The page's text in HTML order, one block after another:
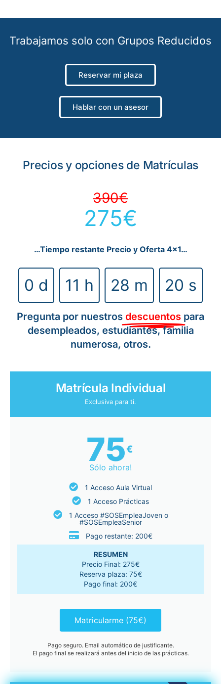
Trabajamos solo con Grupos Reducidos
Reservar mi plaza
Hablar con un asesor
Precios y opciones de Matrículas
390€
275€
…Tiempo restante Precio y Oferta 4×1…
0 d 11 h 28 m 19 s
Pregunta por nuestros descuentos para
desempleados, estudiantes, familia
numerosa, otros.
Matrícula Individual
Exclusiva para ti.
75€
Sólo ahora!
1 Acceso Aula Virtual
1 Acceso Prácticas
1 Acceso #SOSEmpleaJoven o
#SOSEmpleaSenior
Pago restante: 200€
RESUMEN
Precio Final: 275€
Reserva plaza: 75€
Pago final: 200€
Matricularme (75€)
Pago seguro. Email automático de justificante.
El pago final se realizará antes del inicio de las prácticas.